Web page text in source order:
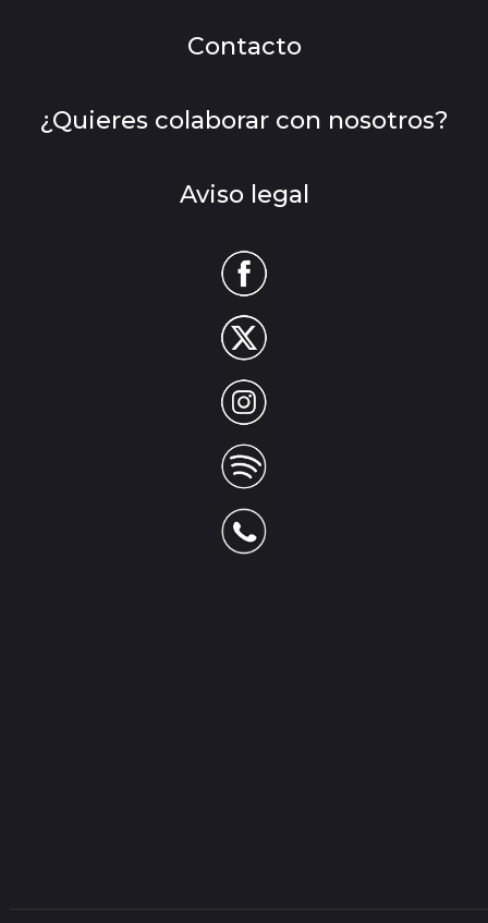
Contacto
¿Quieres colaborar con nosotros?
Aviso legal